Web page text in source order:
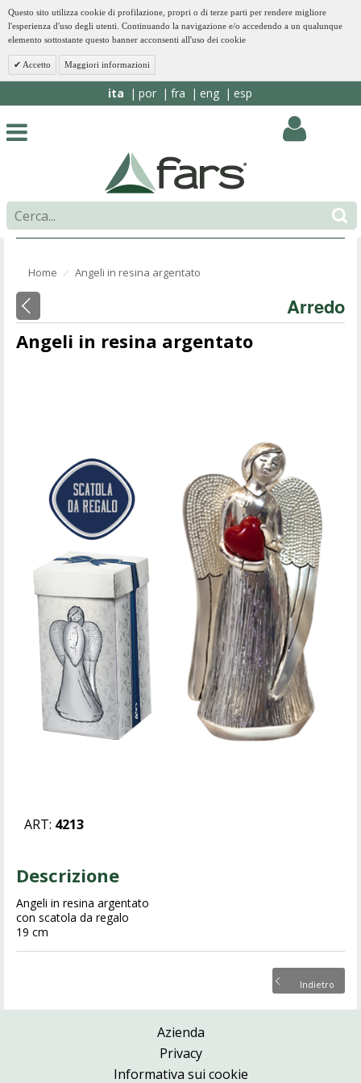
Questo sito utilizza cookie di profilazione, propri o di terze parti per rendere migliore
l'esperienza d'uso degli utenti. Continuando la navigazione e/o accedendo a un qualunque
elemento sottostante questo banner acconsenti all'uso dei cookie
Accetto Maggiori informazioni
ita por fra eng esp
Home ⁄ Angeli in resina argentato
Arredo
Angeli in resina argentato
ART: 4213
Descrizione
Angeli in resina argentato
con scatola da regalo
19 cm
Indietro
Azienda
Privacy
Informativa sui cookie